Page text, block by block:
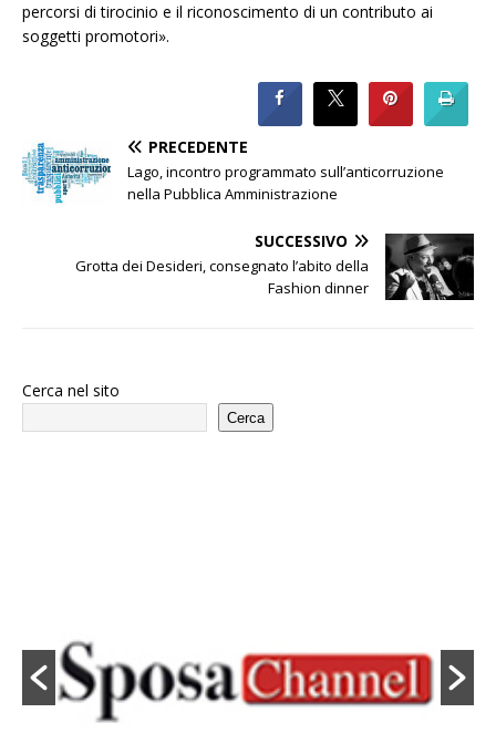
percorsi di tirocinio e il riconoscimento di un contributo ai
soggetti promotori».
PRECEDENTE
Lago, incontro programmato sull’anticorruzione
nella Pubblica Amministrazione
SUCCESSIVO
Grotta dei Desideri, consegnato l’abito della
Fashion dinner
Cerca nel sito
Cerca